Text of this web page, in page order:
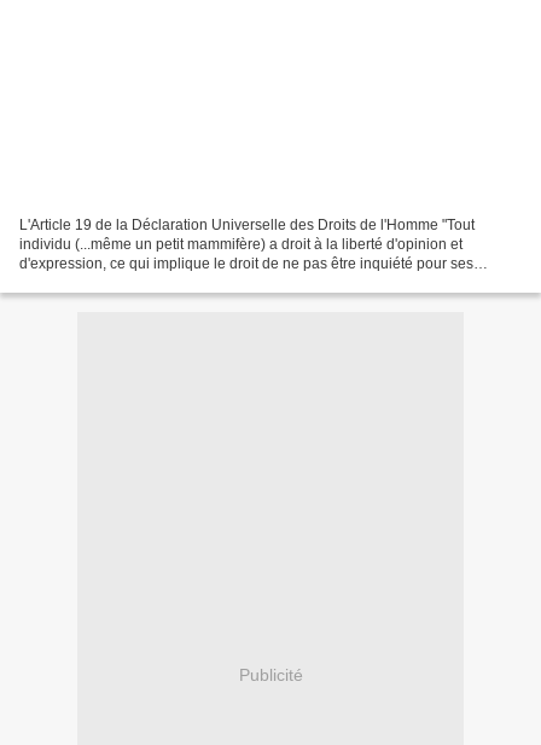
L'Article 19 de la Déclaration Universelle des Droits de l'Homme "Tout
individu (...même un petit mammifère) a droit à la liberté d'opinion et
d'expression, ce qui implique le droit de ne pas être inquiété pour ses
Publicité